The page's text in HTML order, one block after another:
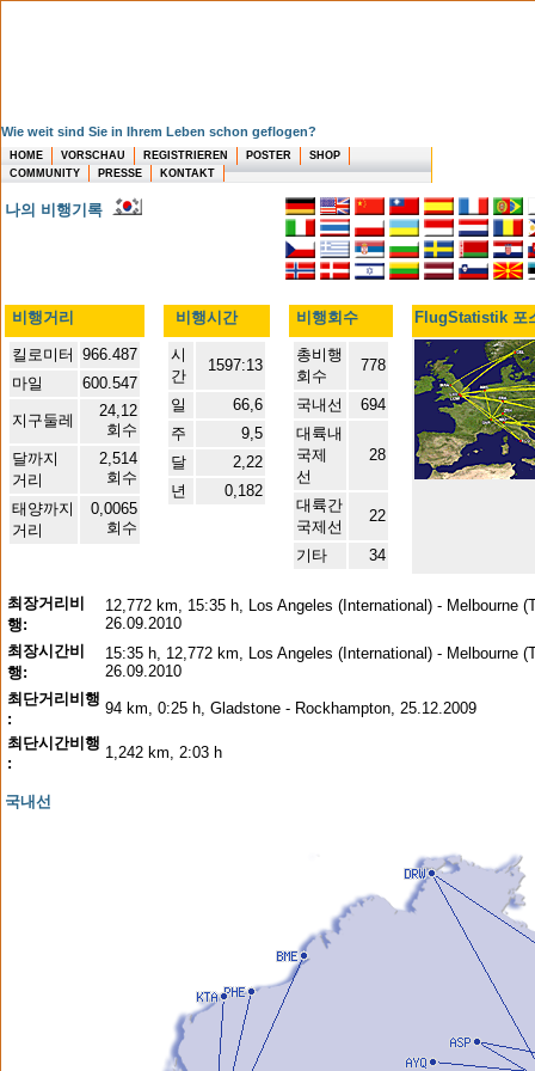
Wie weit sind Sie in Ihrem Leben schon geflogen?
HOME VORSCHAU REGISTRIEREN POSTER
SHOP
COMMUNITY
PRESSE KONTAKT
나의 비행기록
비행거리 비행시간 비행회수 FlugStatistik 포
킬로미터 966.487
마일
600.547
지구둘레
24,12
회수
달까지
거리
2,514
회수
태양까지
거리
0,0065
회수
시
간
1597:13
일
66,6
주
9,5
달
2,22
년
0,182
총비행
회수
778
국내선
694
대륙내
국제
선
28
대륙간
국제선
22
기타 34
최장거리비
행:
12,772 km, 15:35 h, Los Angeles (International) - Melbourne
26.09.2010
최장시간비
행:
15:35 h, 12,772 km, Los Angeles (International) - Melbourne
26.09.2010
최단거리비행
:
94 km, 0:25 h, Gladstone - Rockhampton, 25.12.2009
최단시간비행
:
1,242 km, 2:03 h
국내선